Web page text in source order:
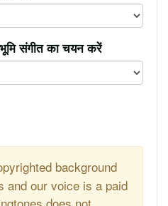
संगीत का चयन करें
background
and our voice is a paid
does not